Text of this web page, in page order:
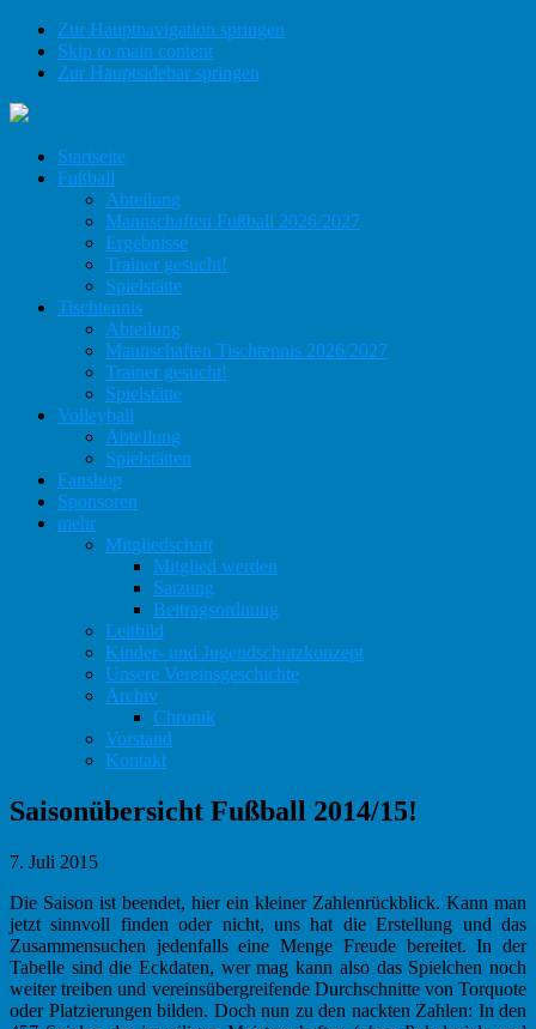
Zur Hauptnavigation springen
Skip to main content
Zur Hauptsidebar springen
Startseite
Fußball
Abteilung
Mannschaften Fußball 2026/2027
Ergebnisse
Trainer gesucht!
Spielstätte
Tischtennis
Abteilung
Mannschaften Tischtennis 2026/2027
Trainer gesucht!
Spielstätte
Volleyball
Abteilung
Spielstätten
Fanshop
Sponsoren
mehr
Mitgliedschaft
Mitglied werden
Satzung
Beitragsordnung
Leitbild
Kinder- und Jugendschutzkonzept
Unsere Vereinsgeschichte
Archiv
Chronik
Vorstand
Kontakt
Saisonübersicht Fußball 2014/15!
7. Juli 2015
Die Saison ist beendet, hier ein kleiner Zahlenrückblick. Kann man
jetzt sinnvoll finden oder nicht, uns hat die Erstellung und das
Zusammensuchen jedenfalls eine Menge Freude bereitet. In der
Tabelle sind die Eckdaten, wer mag kann also das Spielchen noch
weiter treiben und vereinsübergreifende Durchschnitte von Torquote
oder Platzierungen bilden. Doch nun zu den nackten Zahlen: In den